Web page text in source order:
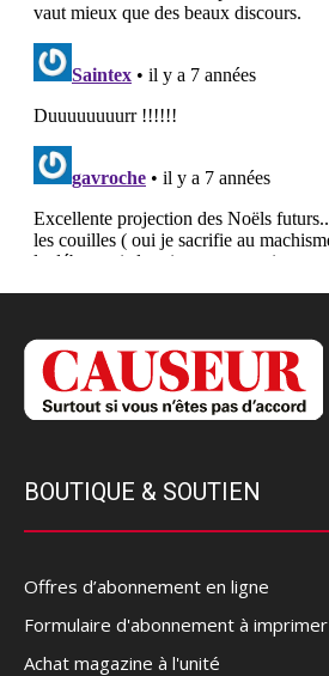
BOUTIQUE & SOUTIEN
Offres d’abonnement en ligne
Formulaire d'abonnement à imprimer
Achat magazine à l'unité